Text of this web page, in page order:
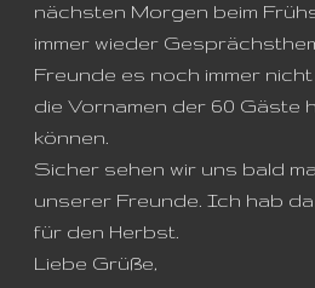
nächsten Morgen beim
immer wieder
Freunde es noch immer
die Vornamen der 60 Gäste
können.
Sicher sehen wir uns bald
unserer Freunde. Ich hab
für den Herbst.
Liebe Grüße,